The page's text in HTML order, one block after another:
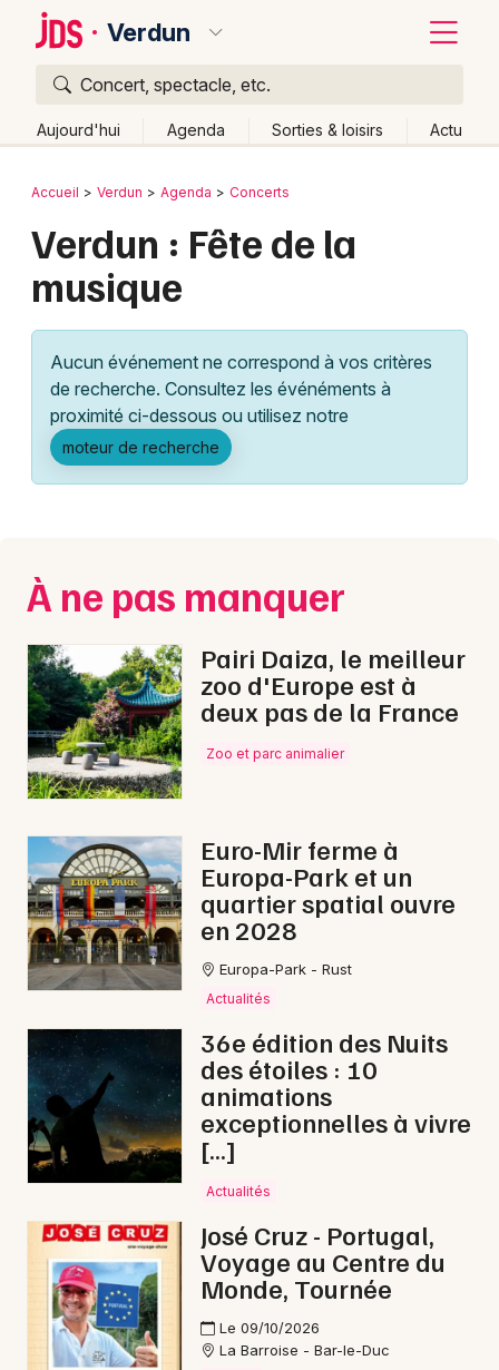
Verdun
Concert, spectacle, etc.
Aujourd'hui Agenda Sorties & loisirs Actu
Publier un événement
Grands événements
Activité & Expérience
Manifestations
Foires & salons
Concerts
Sports
Soirées
Sorties famille
Sorties & loisirs
Fête de la musique dans la Meuse
Fête de la musique en Lorraine
Fête de la musique dans le Grand Est
Newsletter des sorties
Actus à Verdun
Magazine à Verdun
Bordeaux
Colmar
Lille
Lyon
Marseille
Mulhouse
Nice
Paris
Strasbourg
Toulouse
Toutes les villes
Retour
Accueil Verdun Agenda Concerts
Verdun : Fête de la
musique
Aucun événement ne correspond à vos critères
de recherche. Consultez les événéments à
proximité ci-dessous ou utilisez notre
moteur de recherche
À ne pas manquer
Pairi Daiza, le meilleur
zoo d'Europe est à
deux pas de la France
Zoo et parc animalier
Euro-Mir ferme à
Europa-Park et un
quartier spatial ouvre
en 2028
Europa-Park - Rust
Actualités
36e édition des Nuits
des étoiles : 10
animations
exceptionnelles à vivre
[…]
Actualités
José Cruz - Portugal,
Voyage au Centre du
Monde, Tournée
Le 09/10/2026
La Barroise - Bar-le-Duc
Quoi ?
Où ?
Près de moi
Changer de lieu
Quand ?
Aujourd'hui
Demain Ce week-end Autre